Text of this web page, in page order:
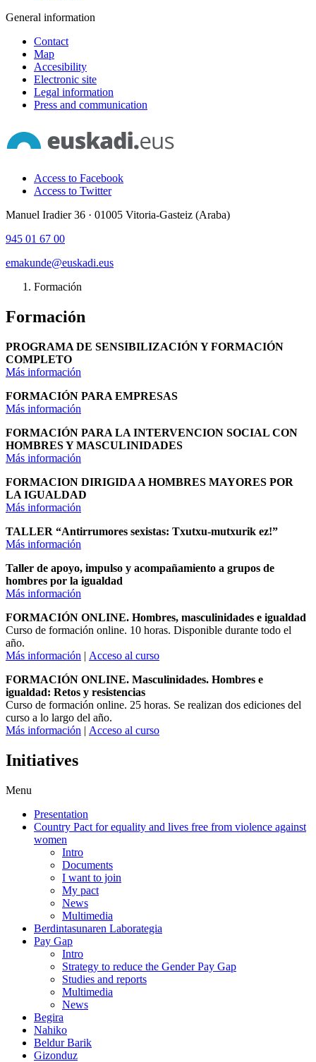
General information
Contact
Map
Accesibility
Electronic site
Legal information
Press and communication
Access to Facebook
Access to Twitter
Manuel Iradier 36 · 01005 Vitoria-Gasteiz (Araba)
945 01 67 00
emakunde@euskadi.eus
Formación
Formación
PROGRAMA DE SENSIBILIZACIÓN Y FORMACIÓN
COMPLETO
Más información
FORMACIÓN PARA EMPRESAS
Más información
FORMACIÓN PARA LA INTERVENCION SOCIAL CON
HOMBRES Y MASCULINIDADES
Más información
FORMACION DIRIGIDA A HOMBRES MAYORES POR
LA IGUALDAD
Más información
TALLER “Antirrumores sexistas: Txutxu-mutxurik ez!”
Más información
Taller de apoyo, impulso y acompañamiento a grupos de
hombres por la igualdad
Más información
FORMACIÓN ONLINE. Hombres, masculinidades e igualdad
Curso de formación online. 10 horas. Disponible durante todo el
año.
Más información | Acceso al curso
FORMACIÓN ONLINE. Masculinidades. Hombres e
igualdad: Retos y resistencias
Curso de formación online. 25 horas. Se realizan dos ediciones del
curso a lo largo del año.
Más información | Acceso al curso
Initiatives
Menu
Presentation
Country Pact for equality and lives free from violence against
women
Intro
Documents
I want to join
My pact
News
Multimedia
Berdintasunaren Laborategia
Pay Gap
Intro
Strategy to reduce the Gender Pay Gap
Studies and reports
Multimedia
News
Begira
Nahiko
Beldur Barik
Gizonduz